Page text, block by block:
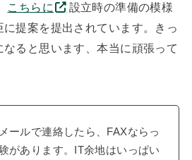
こちらに
設立時の準備の模様
提案を提出されています。きっ
ると思います、本当に頑張って
ールで連絡したら、FAXならっ
があります。IT余地はいっぱい